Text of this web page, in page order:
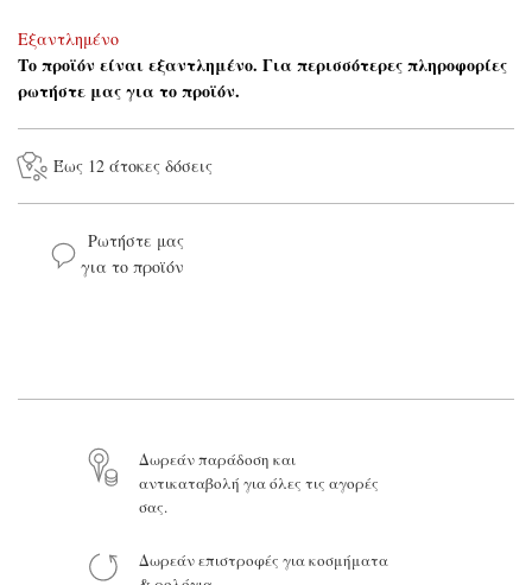
Εξαντλημένο
Το προϊόν είναι εξαντλημένο. Για περισσότερες πληροφορίες
ρωτήστε μας για το προϊόν.
Έως 12 άτοκες δόσεις
Ρωτήστε μας
για το προϊόν
Το μήνυμά σας
Δωρεάν παράδοση και
αντικαταβολή για όλες τις αγορές
σας.
Δωρεάν επιστροφές για κοσμήματα